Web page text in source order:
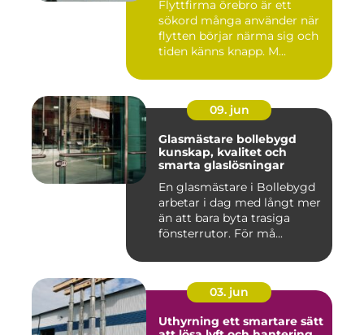
Flyttfirma örebro är ett
sökord många använder när
flytten börjar närma sig och
tiden känns knapp. M...
09. jun
Glasmästare bollebygd
kunskap, kvalitet och
smarta glaslösningar
En glasmästare i Bollebygd
arbetar i dag med långt mer
än att bara byta trasiga
fönsterrutor. För må...
03. jun
Uthyrning ett smartare sätt